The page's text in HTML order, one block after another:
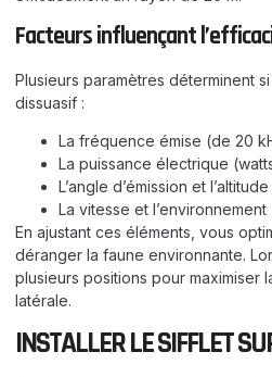
Facteurs influençant
Plusieurs paramètres déterminent
dissuasif :
La fréquence émise (de 20
La puissance électrique
L’angle d’émission et
La vitesse et
En ajustant ces éléments, vous
déranger la faune environnante.
plusieurs positions pour maximiser
latérale.
INSTALLER LE SIFFLET